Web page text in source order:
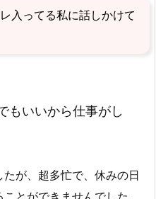
入ってる私に話しかけて
もいいから仕事がし
が、超多忙で、休みの日